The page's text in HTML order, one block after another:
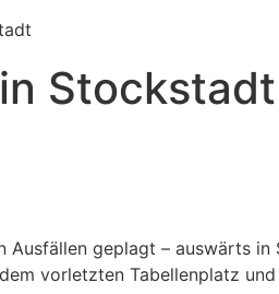
Stockstadt
Ausfällen geplagt – auswärts in
vorletzten Tabellenplatz